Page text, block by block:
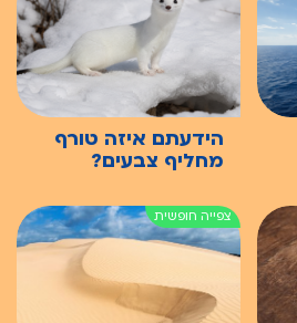
הידעתם איזה טורף
מחליף צבעים?